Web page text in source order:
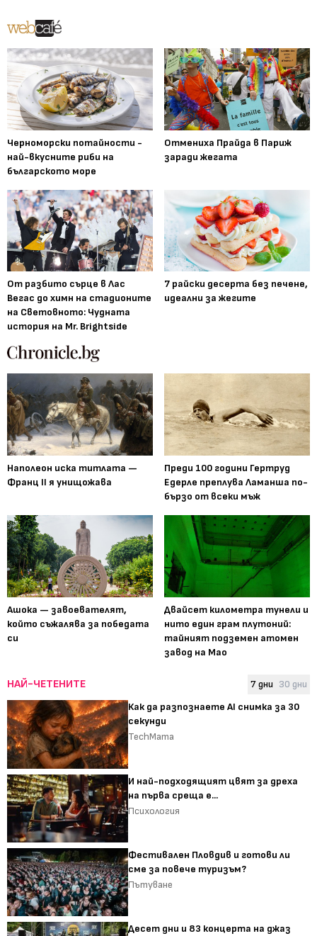
Черноморски потайности -
най-вкусните риби на
българското море
Отмениха Прайда в Париж
заради жегата
От разбито сърце в Лас
Вегас до химн на стадионите
на Световното: Чудната
история на Mr. Brightside
7 райски десерта без печене,
идеални за жегите
Наполеон иска титлата —
Франц II я унищожава
Преди 100 години Гертруд
Едерле преплува Ламанша по-
бързо от всеки мъж
Ашока — завоевателят,
който съжалява за победата
си
Двайсет километра тунели и
нито един грам плутоний:
тайният подземен атомен
завод на Мао
НАЙ-ЧЕТЕНИТЕ 7 дни 30 дни
Как да разпознаете AI снимка за 30
секунди
TechMama
И най-подходящият цвят за дреха
на първа среща е...
Психология
Фестивален Пловдив и готови ли
сме за повече туризъм?
Пътуване
Десет дни и 83 концерта на джаз